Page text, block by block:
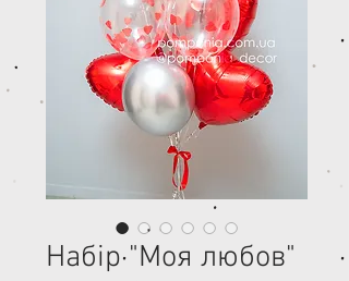
Набір "Моя любов"